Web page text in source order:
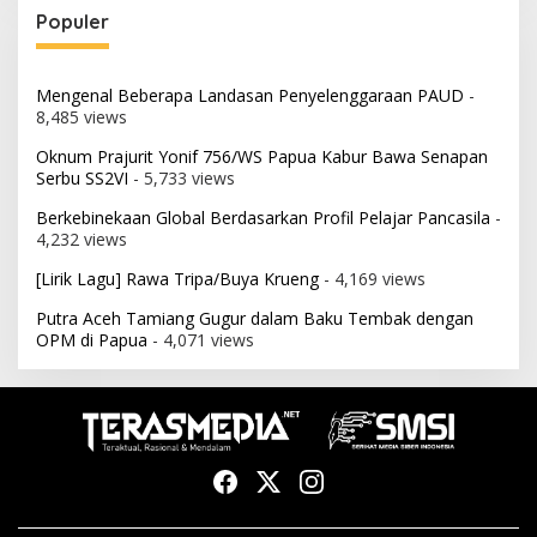
Populer
Mengenal Beberapa Landasan Penyelenggaraan PAUD -
8,485 views
Oknum Prajurit Yonif 756/WS Papua Kabur Bawa Senapan
Serbu SS2VI - 5,733 views
Berkebinekaan Global Berdasarkan Profil Pelajar Pancasila -
4,232 views
[Lirik Lagu] Rawa Tripa/Buya Krueng- 4,169 views
Putra Aceh Tamiang Gugur dalam Baku Tembak dengan
OPM di Papua - 4,071 views